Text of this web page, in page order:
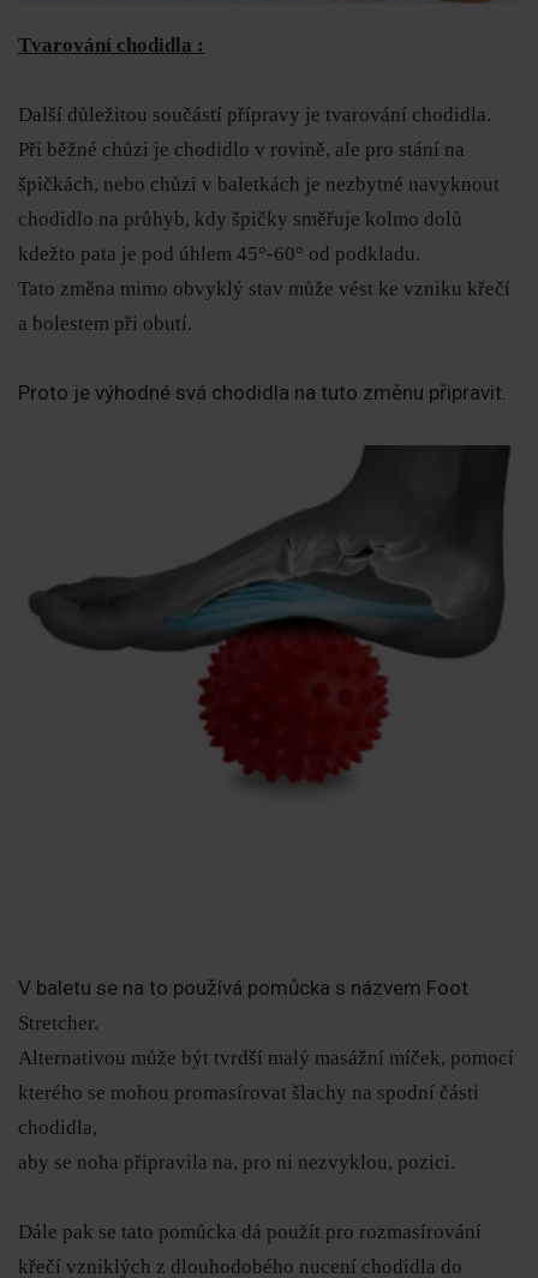
Tvarování chodidla :
Další důležitou součástí přípravy je tvarování chodidla.
Při běžné chůzi je chodidlo v rovině, ale pro stání na
špičkách, nebo chůzi v baletkách je nezbytné navyknout
chodidlo na průhyb, kdy špičky směřuje kolmo dolů
kdežto pata je pod úhlem 45°-60° od podkladu.
Tato změna mimo obvyklý stav může vést ke vzniku křečí
a bolestem při obutí.
Proto je výhodné svá chodidla na tuto změnu připravit.
V baletu se na to používá pomůcka s názvem Foot
Stretcher.
Alternativou může být tvrdší malý masážní míček, pomocí
kterého se mohou promasírovat šlachy na spodní části
chodidla,
aby se noha připravila na, pro ni nezvyklou, pozici.
Dále pak se tato pomůcka dá použít pro rozmasírování
křečí vzniklých z dlouhodobého nucení chodidla do